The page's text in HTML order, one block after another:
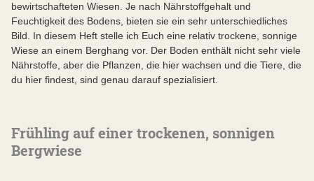
bewirtschafteten Wiesen. Je nach Nährstoffgehalt und
Feuchtigkeit des Bodens, bieten sie ein sehr unterschiedliches
Bild. In diesem Heft stelle ich Euch eine relativ trockene, sonnige
Wiese an einem Berghang vor. Der Boden enthält nicht sehr viele
Nährstoffe, aber die Pflanzen, die hier wachsen und die Tiere, die
du hier findest, sind genau darauf spezialisiert.
Frühling auf einer trockenen, sonnigen
Bergwiese